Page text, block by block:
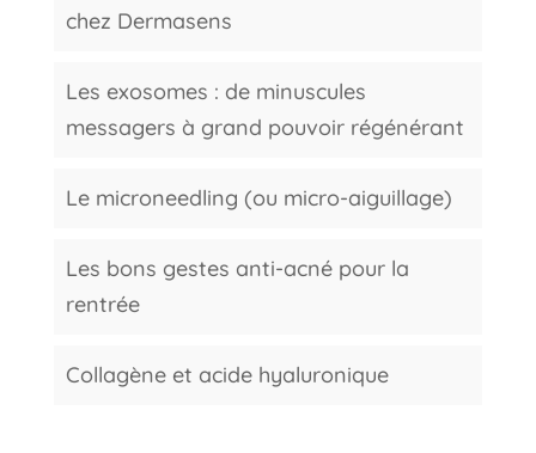
chez Dermasens
Les exosomes : de minuscules
messagers à grand pouvoir régénérant
Le microneedling (ou micro-aiguillage)
Les bons gestes anti-acné pour la
rentrée
Collagène et acide hyaluronique